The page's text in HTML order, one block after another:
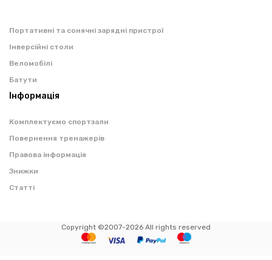
Портативні та сонячні зарядні пристрої
Інверсійні столи
Веломобілі
Батути
Інформація
Комплектуємо спортзали
Повернення тренажерів
Правова інформація
Знижки
Статті
Copyright ©2007-2026 All rights reserved